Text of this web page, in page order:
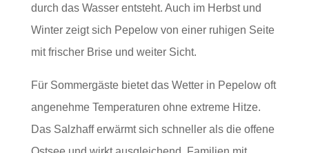
durch das Wasser entsteht. Auch im Herbst und
Winter zeigt sich Pepelow von einer ruhigen Seite
mit frischer Brise und weiter Sicht.
Für Sommergäste bietet das Wetter in Pepelow oft
angenehme Temperaturen ohne extreme Hitze.
Das Salzhaff erwärmt sich schneller als die offene